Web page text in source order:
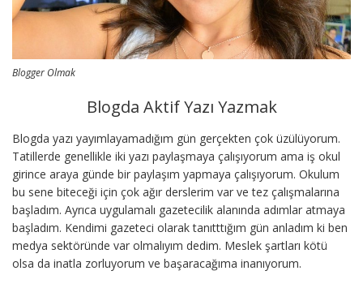
Blogger Olmak
Blogda Aktif Yazı Yazmak
Blogda yazı yayımlayamadığım gün gerçekten çok üzülüyorum.
Tatillerde genellikle iki yazı paylaşmaya çalışıyorum ama iş okul
girince araya günde bir paylaşım yapmaya çalışıyorum. Okulum
bu sene biteceği için çok ağır derslerim var ve tez çalışmalarına
başladım. Ayrıca uygulamalı gazetecilik alanında adımlar atmaya
başladım. Kendimi gazeteci olarak tanıtttığım gün anladım ki ben
medya sektöründe var olmalıyım dedim. Meslek şartları kötü
olsa da inatla zorluyorum ve başaracağıma inanıyorum.